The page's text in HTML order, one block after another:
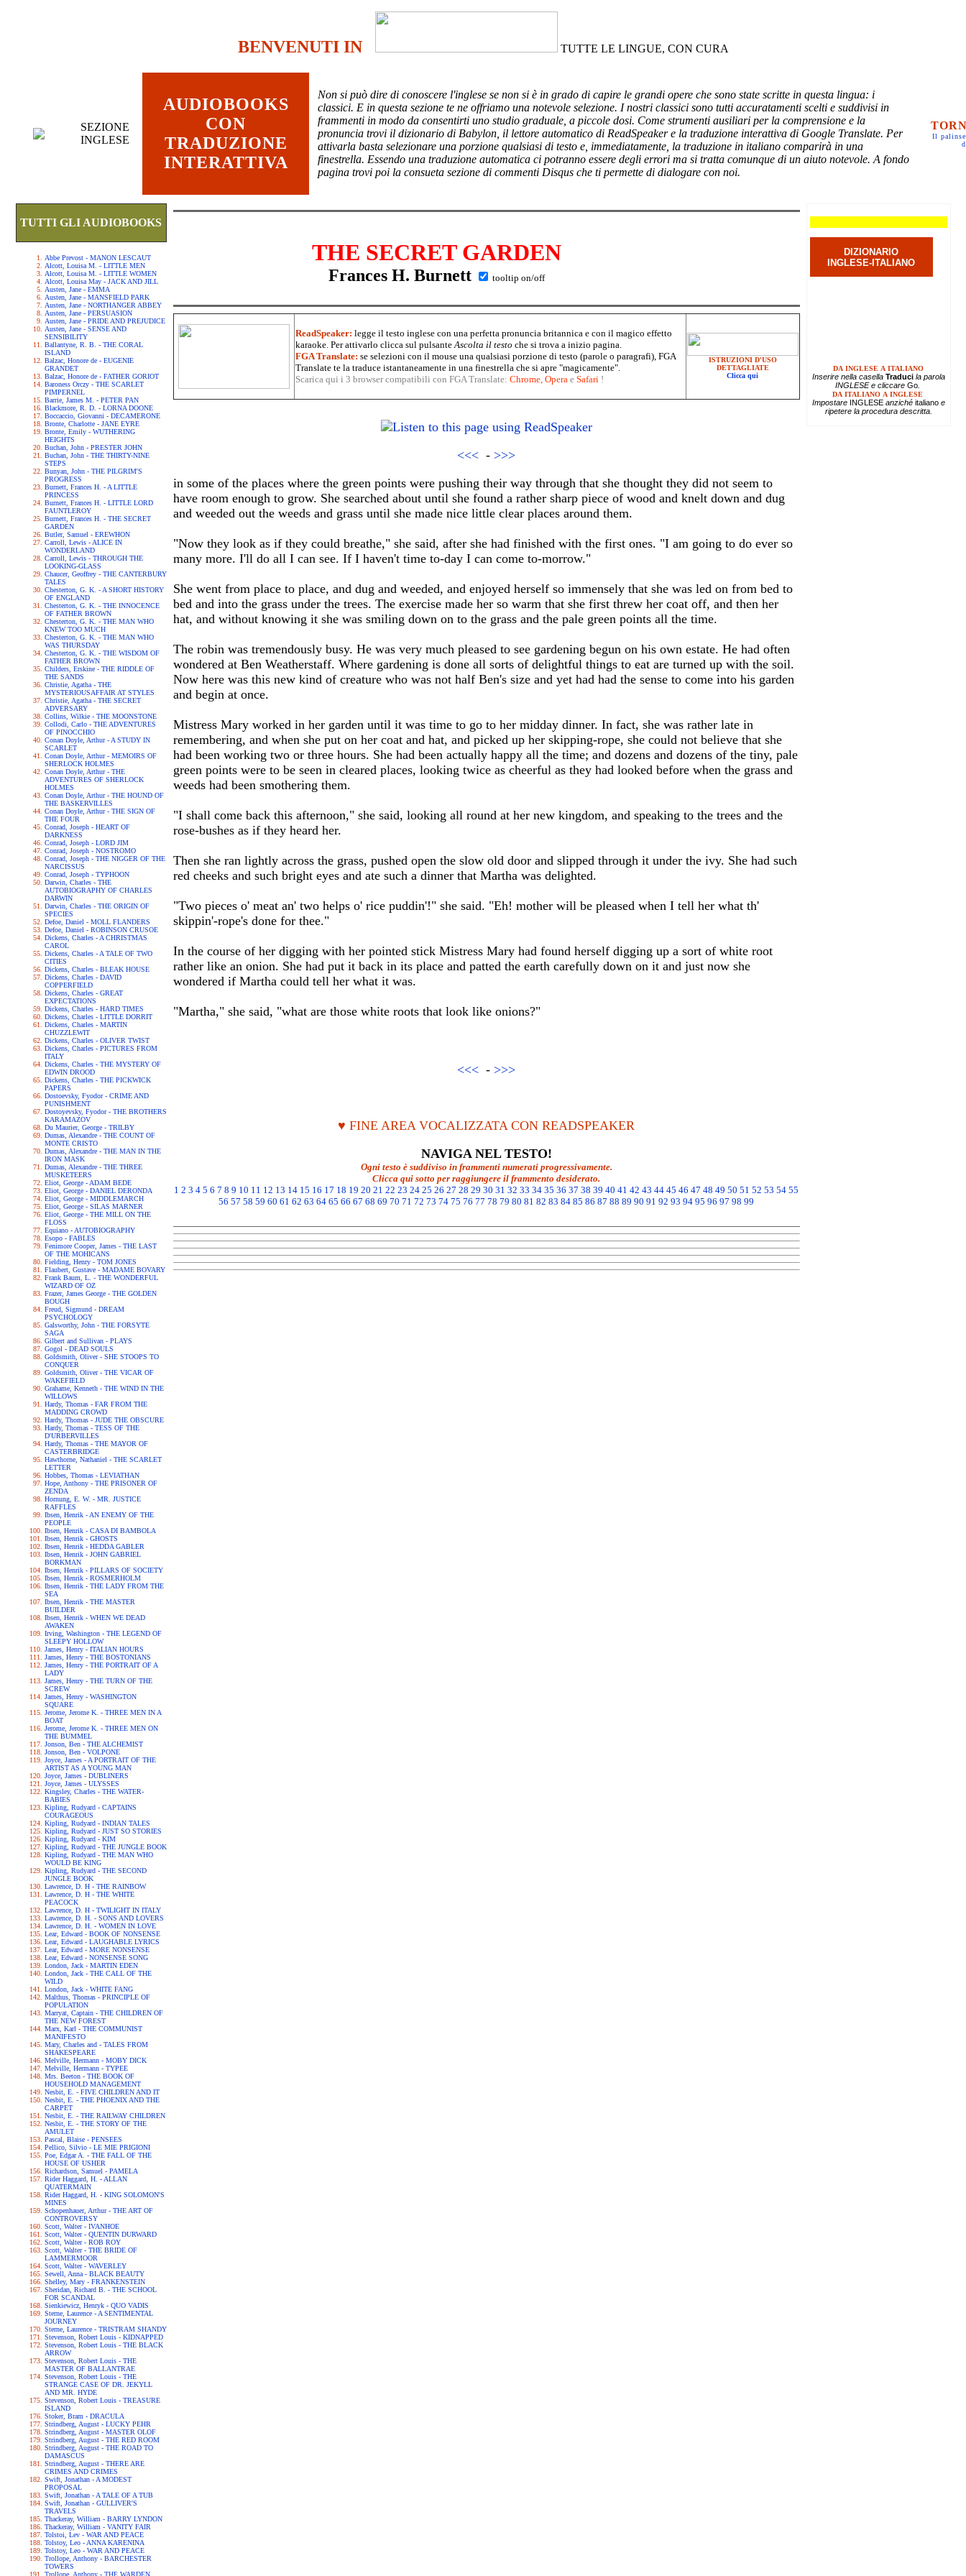
BENVENUTI IN TUTTE LE LINGUE, CON CURA
SEZIONE
INGLESE
AUDIOBOOKS
CON
TRADUZIONE
INTERATTIVA
Non si può dire di conoscere l'inglese se non si è in grado di capire le grandi opere che sono state scritte in questa lingua: i
classici. E in questa sezione te ne offriamo una notevole selezione. I nostri classici sono tutti accuratamenti scelti e suddivisi in
frammenti in modo da consentirti uno studio graduale, a piccole dosi. Come strumenti ausiliari per la comprensione e la
pronuncia trovi il dizionario di Babylon, il lettore automatico di ReadSpeaker e la traduzione interattiva di Google Translate. Per
attivarla basta selezionare una porzione qualsiasi di testo e, immediatamente, la traduzione in italiano comparirà in una
finestrella. Essendo una traduzione automatica ci potranno essere degli errori ma si tratta comunque di un aiuto notevole. A fondo
pagina trovi poi la consueta sezione di commenti Disqus che ti permette di dialogare con noi.
Il
TUTTI GLI AUDIOBOOKS
Abbe Prevost - MANON LESCAUT
Alcott, Louisa M. - LITTLE MEN
Alcott, Louisa M. - LITTLE WOMEN
Alcott, Louisa May - JACK AND JILL
Austen, Jane - EMMA
Austen, Jane - MANSFIELD PARK
Austen, Jane - NORTHANGER ABBEY
Austen, Jane - PERSUASION
Austen, Jane - PRIDE AND PREJUDICE
Austen, Jane - SENSE AND
SENSIBILITY
Ballantyne, R. B. - THE CORAL
ISLAND
Balzac, Honore de - EUGENIE
GRANDET
Balzac, Honore de - FATHER GORIOT
Baroness Orczy - THE SCARLET
PIMPERNEL
Barrie, James M. - PETER PAN
Blackmore, R. D. - LORNA DOONE
Boccaccio, Giovanni - DECAMERONE
Bronte, Charlotte - JANE EYRE
Bronte, Emily - WUTHERING
HEIGHTS
Buchan, John - PRESTER JOHN
Buchan, John - THE THIRTY-NINE
STEPS
Bunyan, John - THE PILGRIM'S
PROGRESS
Burnett, Frances H. - A LITTLE
PRINCESS
Burnett, Frances H. - LITTLE LORD
FAUNTLEROY
Burnett, Frances H. - THE SECRET
GARDEN
Butler, Samuel - EREWHON
Carroll, Lewis - ALICE IN
WONDERLAND
Carroll, Lewis - THROUGH THE
LOOKING-GLASS
Chaucer, Geoffrey - THE CANTERBURY
TALES
Chesterton, G. K. - A SHORT HISTORY
OF ENGLAND
Chesterton, G. K. - THE INNOCENCE
OF FATHER BROWN
Chesterton, G. K. - THE MAN WHO
KNEW TOO MUCH
Chesterton, G. K. - THE MAN WHO
WAS THURSDAY
Chesterton, G. K. - THE WISDOM OF
FATHER BROWN
Childers, Erskine - THE RIDDLE OF
THE SANDS
Christie, Agatha - THE
MYSTERIOUSAFFAIR AT STYLES
Christie, Agatha - THE SECRET
ADVERSARY
Collins, Wilkie - THE MOONSTONE
Collodi, Carlo - THE ADVENTURES
OF PINOCCHIO
Conan Doyle, Arthur - A STUDY IN
SCARLET
Conan Doyle, Arthur - MEMOIRS OF
SHERLOCK HOLMES
Conan Doyle, Arthur - THE
ADVENTURES OF SHERLOCK
HOLMES
Conan Doyle, Arthur - THE HOUND OF
THE BASKERVILLES
Conan Doyle, Arthur - THE SIGN OF
THE FOUR
Conrad, Joseph - HEART OF
DARKNESS
Conrad, Joseph - LORD JIM
Conrad, Joseph - NOSTROMO
Conrad, Joseph - THE NIGGER OF THE
NARCISSUS
Conrad, Joseph - TYPHOON
Darwin, Charles - THE
AUTOBIOGRAPHY OF CHARLES
DARWIN
Darwin, Charles - THE ORIGIN OF
SPECIES
Defoe, Daniel - MOLL FLANDERS
Defoe, Daniel - ROBINSON CRUSOE
Dickens, Charles - A CHRISTMAS
CAROL
Dickens, Charles - A TALE OF TWO
CITIES
Dickens, Charles - BLEAK HOUSE
Dickens, Charles - DAVID
COPPERFIELD
Dickens, Charles - GREAT
EXPECTATIONS
Dickens, Charles - HARD TIMES
Dickens, Charles - LITTLE DORRIT
Dickens, Charles - MARTIN
CHUZZLEWIT
Dickens, Charles - OLIVER TWIST
Dickens, Charles - PICTURES FROM
ITALY
Dickens, Charles - THE MYSTERY OF
EDWIN DROOD
Dickens, Charles - THE PICKWICK
PAPERS
Dostoevsky, Fyodor - CRIME AND
PUNISHMENT
Dostoyevsky, Fyodor - THE BROTHERS
KARAMAZOV
Du Maurier, George - TRILBY
Dumas, Alexandre - THE COUNT OF
MONTE CRISTO
Dumas, Alexandre - THE MAN IN THE
IRON MASK
Dumas, Alexandre - THE THREE
MUSKETEERS
Eliot, George - ADAM BEDE
Eliot, George - DANIEL DERONDA
Eliot, George - MIDDLEMARCH
Eliot, George - SILAS MARNER
Eliot, George - THE MILL ON THE
FLOSS
Equiano - AUTOBIOGRAPHY
Esopo - FABLES
Fenimore Cooper, James - THE LAST
OF THE MOHICANS
Fielding, Henry - TOM JONES
Flaubert, Gustave - MADAME BOVARY
Frank Baum, L. - THE WONDERFUL
WIZARD OF OZ
Frazer, James George - THE GOLDEN
BOUGH
Freud, Sigmund - DREAM
PSYCHOLOGY
Galsworthy, John - THE FORSYTE
SAGA
Gilbert and Sullivan - PLAYS
Gogol - DEAD SOULS
Goldsmith, Oliver - SHE STOOPS TO
CONQUER
Goldsmith, Oliver - THE VICAR OF
WAKEFIELD
Grahame, Kenneth - THE WIND IN THE
WILLOWS
Hardy, Thomas - FAR FROM THE
MADDING CROWD
Hardy, Thomas - JUDE THE OBSCURE
Hardy, Thomas - TESS OF THE
D'URBERVILLES
Hardy, Thomas - THE MAYOR OF
CASTERBRIDGE
Hawthorne, Nathaniel - THE SCARLET
LETTER
Hobbes, Thomas - LEVIATHAN
Hope, Anthony - THE PRISONER OF
ZENDA
Hornung, E. W. - MR. JUSTICE
RAFFLES
Ibsen, Henrik - AN ENEMY OF THE
PEOPLE
Ibsen, Henrik - CASA DI BAMBOLA
Ibsen, Henrik - GHOSTS
Ibsen, Henrik - HEDDA GABLER
Ibsen, Henrik - JOHN GABRIEL
BORKMAN
Ibsen, Henrik - PILLARS OF SOCIETY
Ibsen, Henrik - ROSMERHOLM
Ibsen, Henrik - THE LADY FROM THE
SEA
Ibsen, Henrik - THE MASTER
BUILDER
Ibsen, Henrik - WHEN WE DEAD
AWAKEN
Irving, Washington - THE LEGEND OF
SLEEPY HOLLOW
James, Henry - ITALIAN HOURS
James, Henry - THE BOSTONIANS
James, Henry - THE PORTRAIT OF A
LADY
James, Henry - THE TURN OF THE
SCREW
James, Henry - WASHINGTON
SQUARE
Jerome, Jerome K. - THREE MEN IN A
BOAT
Jerome, Jerome K. - THREE MEN ON
THE BUMMEL
Jonson, Ben - THE ALCHEMIST
Jonson, Ben - VOLPONE
Joyce, James - A PORTRAIT OF THE
ARTIST AS A YOUNG MAN
Joyce, James - DUBLINERS
Joyce, James - ULYSSES
Kingsley, Charles - THE WATER-
BABIES
Kipling, Rudyard - CAPTAINS
COURAGEOUS
Kipling, Rudyard - INDIAN TALES
Kipling, Rudyard - JUST SO STORIES
Kipling, Rudyard - KIM
Kipling, Rudyard - THE JUNGLE BOOK
Kipling, Rudyard - THE MAN WHO
WOULD BE KING
Kipling, Rudyard - THE SECOND
JUNGLE BOOK
Lawrence, D. H - THE RAINBOW
Lawrence, D. H - THE WHITE
PEACOCK
Lawrence, D. H - TWILIGHT IN ITALY
Lawrence, D. H. - SONS AND LOVERS
Lawrence, D. H. - WOMEN IN LOVE
Lear, Edward - BOOK OF NONSENSE
Lear, Edward - LAUGHABLE LYRICS
Lear, Edward - MORE NONSENSE
Lear, Edward - NONSENSE SONG
London, Jack - MARTIN EDEN
London, Jack - THE CALL OF THE
WILD
London, Jack - WHITE FANG
Malthus, Thomas - PRINCIPLE OF
POPULATION
Marryat, Captain - THE CHILDREN OF
THE NEW FOREST
Marx, Karl - THE COMMUNIST
MANIFESTO
Mary, Charles and - TALES FROM
SHAKESPEARE
Melville, Hermann - MOBY DICK
Melville, Hermann - TYPEE
Mrs. Beeton - THE BOOK OF
HOUSEHOLD MANAGEMENT
Nesbit, E. - FIVE CHILDREN AND IT
Nesbit, E. - THE PHOENIX AND THE
CARPET
Nesbit, E. - THE RAILWAY CHILDREN
Nesbit, E. - THE STORY OF THE
AMULET
Pascal, Blaise - PENSEES
Pellico, Silvio - LE MIE PRIGIONI
Poe, Edgar A. - THE FALL OF THE
HOUSE OF USHER
Richardson, Samuel - PAMELA
Rider Haggard, H. - ALLAN
QUATERMAIN
Rider Haggard, H. - KING SOLOMON'S
MINES
Schopenhauer, Arthur - THE ART OF
CONTROVERSY
Scott, Walter - IVANHOE
Scott, Walter - QUENTIN DURWARD
Scott, Walter - ROB ROY
Scott, Walter - THE BRIDE OF
LAMMERMOOR
Scott, Walter - WAVERLEY
Sewell, Anna - BLACK BEAUTY
Shelley, Mary - FRANKENSTEIN
Sheridan, Richard B. - THE SCHOOL
FOR SCANDAL
Sienkiewicz, Henryk - QUO VADIS
Sterne, Laurence - A SENTIMENTAL
JOURNEY
Sterne, Laurence - TRISTRAM SHANDY
Stevenson, Robert Louis - KIDNAPPED
Stevenson, Robert Louis - THE BLACK
ARROW
Stevenson, Robert Louis - THE
MASTER OF BALLANTRAE
Stevenson, Robert Louis - THE
STRANGE CASE OF DR. JEKYLL
AND MR. HYDE
Stevenson, Robert Louis - TREASURE
ISLAND
Stoker, Bram - DRACULA
Strindberg, August - LUCKY PEHR
Strindberg, August - MASTER OLOF
Strindberg, August - THE RED ROOM
Strindberg, August - THE ROAD TO
DAMASCUS
Strindberg, August - THERE ARE
CRIMES AND CRIMES
Swift, Jonathan - A MODEST
PROPOSAL
Swift, Jonathan - A TALE OF A TUB
Swift, Jonathan - GULLIVER'S
TRAVELS
Thackeray, William - BARRY LYNDON
Thackeray, William - VANITY FAIR
Tolstoi, Lev - WAR AND PEACE
Tolstoy, Leo - ANNA KARENINA
Tolstoy, Leo - WAR AND PEACE
Trollope, Anthony - BARCHESTER
TOWERS
Trollope, Anthony - THE WARDEN
THE SECRET GARDEN
Frances H. Burnett tooltip on/off
ReadSpeaker: legge il testo inglese con una perfetta pronuncia britannica e con il magico effetto
karaoke. Per attivarlo clicca sul pulsanteAscolta il testo che si trova a inizio pagina.
FGA Translate: se selezioni con il mouse una qualsiasi porzione di testo (parole o paragrafi), FGA
Translate te la traduce istantaneamente in una finestrella che si apre "magicamente".
Scarica qui i 3 browser compatibili con FGA Translate: Chrome, Operae Safari !
ISTRUZIONI D'USO
DETTAGLIATE
Clicca qui
<<< - >>>
in some of the places where the green points were pushing their way through that she thought they did not seem to
have room enough to grow. She searched about until she found a rather sharp piece of wood and knelt down and dug
and weeded out the weeds and grass until she made nice little clear places around them.
"Now they look as if they could breathe," she said, after she had finished with the first ones. "I am going to do ever so
many more. I'll do all I can see. If I haven't time to-day I can come to-morrow."
She went from place to place, and dug and weeded, and enjoyed herself so immensely that she was led on from bed to
bed and into the grass under the trees. The exercise made her so warm that she first threw her coat off, and then her
hat, and without knowing it she was smiling down on to the grass and the pale green points all the time.
The robin was tremendously busy. He was very much pleased to see gardening begun on his own estate. He had often
wondered at Ben Weatherstaff. Where gardening is done all sorts of delightful things to eat are turned up with the soil.
Now here was this new kind of creature who was not half Ben's size and yet had had the sense to come into his garden
and begin at once.
Mistress Mary worked in her garden until it was time to go to her midday dinner. In fact, she was rather late in
remembering, and when she put on her coat and hat, and picked up her skipping-rope, she could not believe that she
had been working two or three hours. She had been actually happy all the time; and dozens and dozens of the tiny, pale
green points were to be seen in cleared places, looking twice as cheerful as they had looked before when the grass and
weeds had been smothering them.
"I shall come back this afternoon," she said, looking all round at her new kingdom, and speaking to the trees and the
rose-bushes as if they heard her.
Then she ran lightly across the grass, pushed open the slow old door and slipped through it under the ivy. She had such
red cheeks and such bright eyes and ate such a dinner that Martha was delighted.
"Two pieces o' meat an' two helps o' rice puddin'!" she said. "Eh! mother will be pleased when I tell her what th'
skippin'-rope's done for thee."
In the course of her digging with her pointed stick Mistress Mary had found herself digging up a sort of white root
rather like an onion. She had put it back in its place and patted the earth carefully down on it and just now she
wondered if Martha could tell her what it was.
"Martha," she said, "what are those white roots that look like onions?"
<<< - >>>
♥ FINE AREA VOCALIZZATA CON READSPEAKER
NAVIGA NEL TESTO!
Ogni testo è suddiviso in frammenti numerati progressivamente.
Clicca qui sotto per raggiungere il frammento desiderato.
1 2 3 4 5 6 7 8 9 10 11 12 13 14 15 16 17 18 19 20 21 22 23 24 25 26 27 28 29 30 31 32 33 34 35 36 37 38 39 40 41 42 43 44 45 46 47 48 49 50 51 52 53 54 55
56 57 58 59 60 61 62 63 64 65 66 67 68 69 70 71 72 73 74 75 76 77 78 79 80 81 82 83 84 85 86 87 88 89 90 91 92 93 94 95 96 97 98 99
DIZIONARIO
INGLESE-ITALIANO
DA INGLESE A ITALIANO
Inserire nella casella Traducila parola
INGLESE e cliccare Go.
DA ITALIANO A INGLESE
Impostare INGLESEanziché italianoe
ripetere la procedura descritta.